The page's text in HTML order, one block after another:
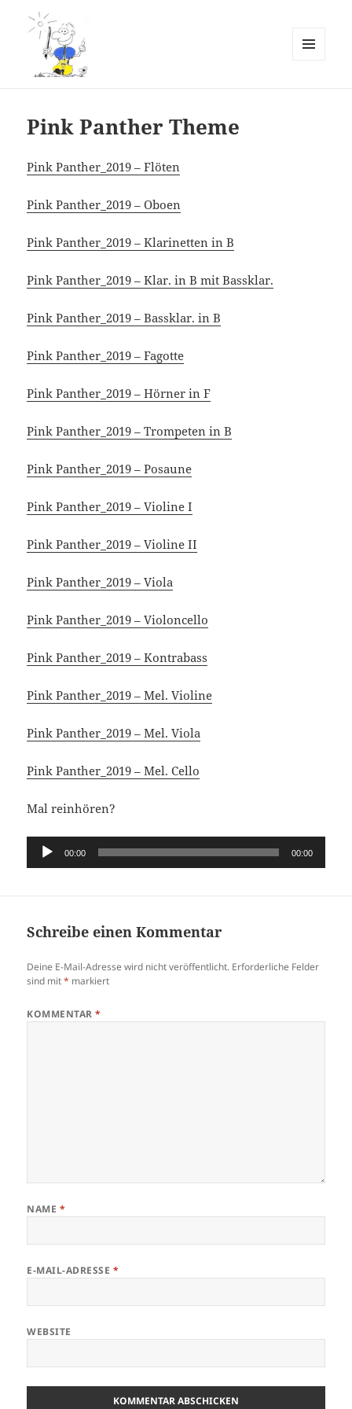
Notenarchiv
Pink Panther Theme
Pink Panther_2019 – Flöten
Pink Panther_2019 – Oboen
Pink Panther_2019 – Klarinetten in B
Pink Panther_2019 – Klar. in B mit Bassklar.
Pink Panther_2019 – Bassklar. in B
Pink Panther_2019 – Fagotte
Pink Panther_2019 – Hörner in F
Pink Panther_2019 – Trompeten in B
Pink Panther_2019 – Posaune
Pink Panther_2019 – Violine I
Pink Panther_2019 – Violine II
Pink Panther_2019 – Viola
Pink Panther_2019 – Violoncello
Pink Panther_2019 – Kontrabass
Pink Panther_2019 – Mel. Violine
Pink Panther_2019 – Mel. Viola
Pink Panther_2019 – Mel. Cello
Mal reinhören?
Audio-
Player
00:00 00:00
Schreibe einen Kommentar
Deine E-Mail-Adresse wird nicht veröffentlicht. Erforderliche Felder
sind mit* markiert
KOMMENTAR*
NAME *
E-MAIL-ADRESSE *
WEBSITE